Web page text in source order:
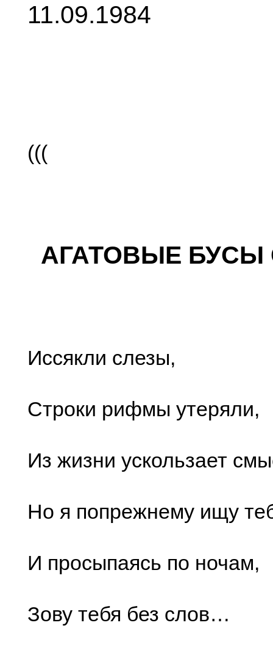
11.09.1984
(((
АГАТОВЫЕ БУСЫ
Иссякли слезы,
Строки рифмы утеряли,
Из жизни ускользает
Но я попрежнему ищу
И просыпаясь по ночам,
Зову тебя без слов…